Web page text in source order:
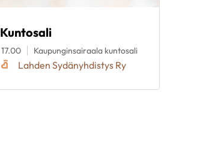
Kuntosali
17.00 Kaupunginsairaala kuntosali
Lahden Sydänyhdistys Ry